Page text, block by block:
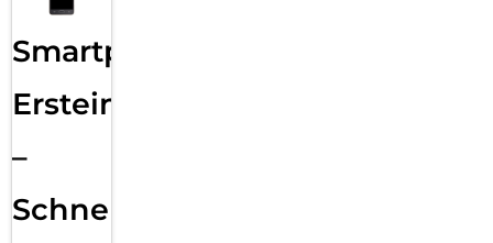
Smartphone
Ersteinrichtung
–
Schnelle